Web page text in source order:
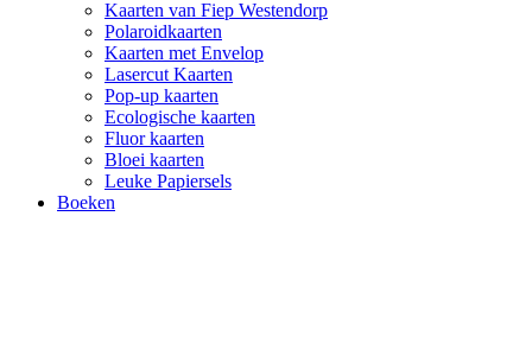
Kaarten van Fiep Westendorp
Polaroidkaarten
Kaarten met Envelop
Lasercut Kaarten
Pop-up kaarten
Ecologische kaarten
Fluor kaarten
Bloei kaarten
Leuke Papiersels
Boeken